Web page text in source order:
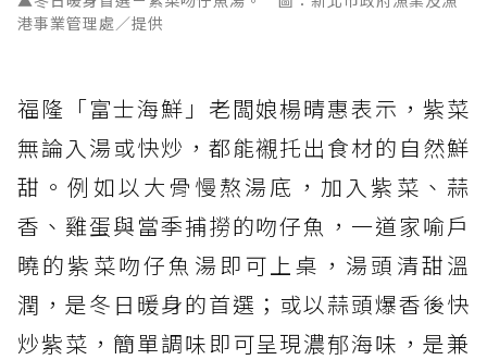
港事業管理處／提供
福隆「富士海鮮」老闆娘楊晴惠表示，紫菜
無論入湯或快炒，都能襯托出食材的自然鮮
甜。例如以大骨慢熬湯底，加入紫菜、蒜
香、雞蛋與當季捕撈的吻仔魚，一道家喻戶
曉的紫菜吻仔魚湯即可上桌，湯頭清甜溫
潤，是冬日暖身的首選；或以蒜頭爆香後快
炒紫菜，簡單調味即可呈現濃郁海味，是兼